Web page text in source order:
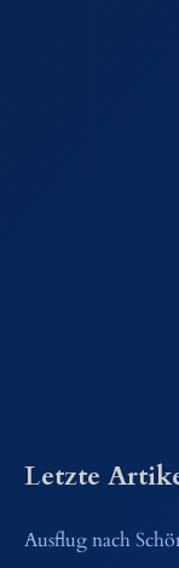
Letzte
Ausflug nach